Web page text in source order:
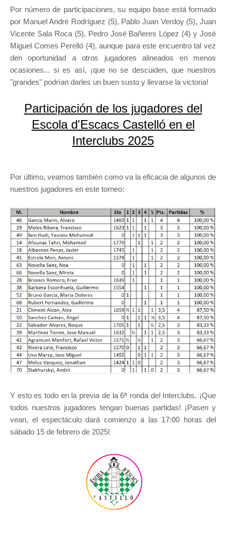
Por número de participaciones, su equipo base está formado
por Manuel André Rodríguez (5), Pablo Juan Verdoy (5), Juan
Vicente Sala Roca (5), Pedro José Bañeres López (4) y José
Miguel Comes Perelló (4), aunque para este encuentro tal vez
den oportunidad a otros jugadores alineados en menos
ocasiones... si es así, ¡que no se descuiden, que nuestros
"grandes" podrían darles un buen susto y llevarse la victoria!
Participación de los jugadores del
Escola d'Escacs Castelló en el
Interclubs 2025
Por último, veamos también como va la eficacia de algunos de
nuestros jugadores en este torneo:
Y esto es todo en la previa de la 6ª ronda del Interclubs. ¡Que
todos nuestros jugadores tengan buenas partidas! ¡Pasen y
vean, el espectáculo dará comienzo a las 17:00 horas del
sábado 15 de febrero de 2025!